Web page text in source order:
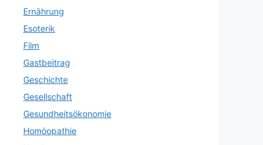
Ernährung
Esoterik
Film
Gastbeitrag
Geschichte
Gesellschaft
Gesundheitsökonomie
Homöopathie